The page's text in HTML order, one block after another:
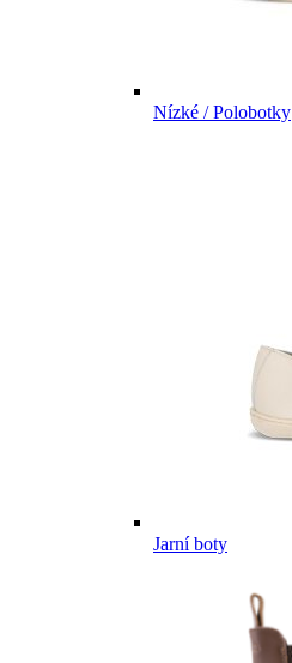
Nízké / Polobotky
Jarní boty